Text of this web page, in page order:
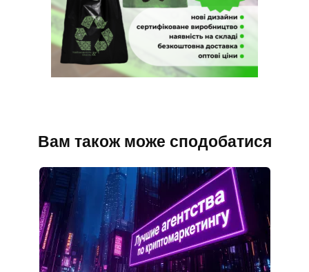
Вам також може сподобатися